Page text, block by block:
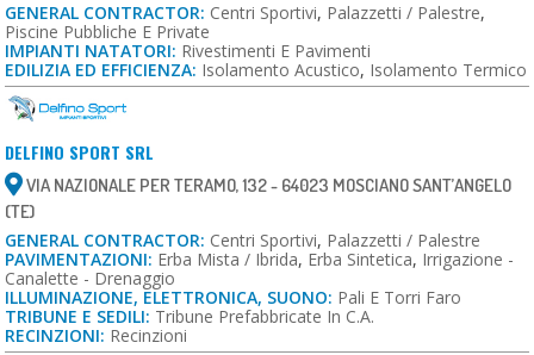
GENERAL CONTRACTOR: Centri Sportivi, Palazzetti / Palestre,
Piscine Pubbliche E Private
IMPIANTI NATATORI: Rivestimenti E Pavimenti
EDILIZIA ED EFFICIENZA: Isolamento Acustico, Isolamento Termico
DELFINO SPORT SRL
VIA NAZIONALE PER TERAMO, 132 - 64023 MOSCIANO SANT’ANGELO
(TE)
GENERAL CONTRACTOR: Centri Sportivi, Palazzetti / Palestre
PAVIMENTAZIONI: Erba Mista / Ibrida, Erba Sintetica, Irrigazione -
Canalette - Drenaggio
ILLUMINAZIONE, ELETTRONICA, SUONO: Pali E Torri Faro
TRIBUNE E SEDILI: Tribune Prefabbricate In C.a.
RECINZIONI: Recinzioni